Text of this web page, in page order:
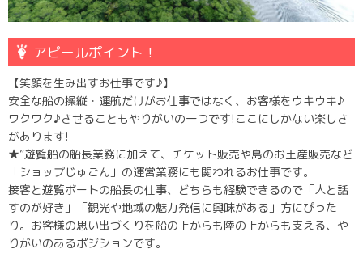
アピールポイント！
【笑顔を生み出すお仕事です♪】
安全な船の操縦・運航だけがお仕事ではなく、お客様をウキウキ♪
ワクワク♪させることもやりがいの一つです!ここにしかない楽しさ
があります!
★”遊覧船の船長業務に加えて、チケット販売や島のお土産販売など
「ショップじゅごん」の運営業務にも関われるお仕事です。
接客と遊覧ボートの船長の仕事、どちらも経験できるので「人と話
すのが好き」「観光や地域の魅力発信に興味がある」方にぴった
り。お客様の思い出づくりを船の上からも陸の上からも支える、や
りがいのあるポジションです。